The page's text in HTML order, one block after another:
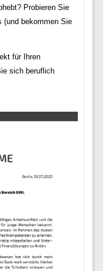
Probieren Sie
(und bekommen Sie
für Ihren
sich beruflich